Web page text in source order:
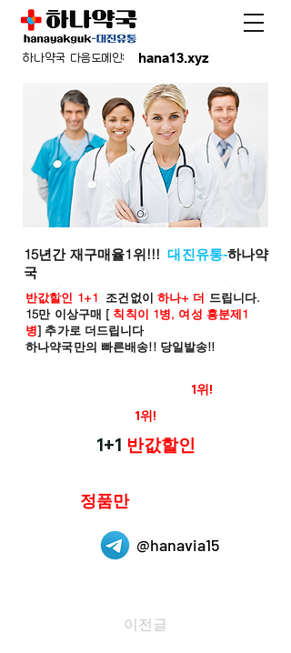
hana13.xyz
하나약국 다음도메인:
15년간 재구매율1위!!!대진유통-하나약
국
반값할인 1+1 조건없이 하나+ 더 드립니다.
15만 이상구매 [ 칙칙이 1병, 여성 흥분제1
병] 추가로 더드립니다
하나약국만의 빠른배송!! 당일발송!!
1위!
1위!
1+1 반값할인
정품만
@hanavia15
이전글